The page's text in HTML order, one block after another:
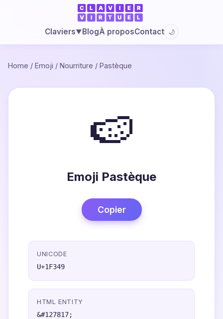
Claviers▼BlogÀ proposContact 🌙
Home / Emoji / Nourriture / Pastèque
🍉
Emoji Pastèque
Copier
UNICODE
U+1F349
HTML ENTITY
&#127817;